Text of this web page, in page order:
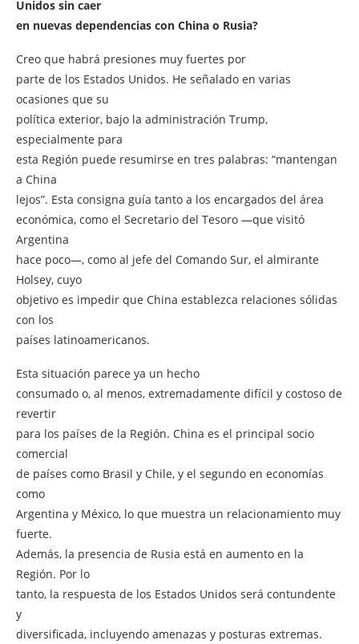
Unidos sin caer
en nuevas dependencias con China o Rusia?
Creo que habrá presiones muy fuertes por
parte de los Estados Unidos. He señalado en varias
ocasiones que su
política exterior, bajo la administración Trump,
especialmente para
esta Región puede resumirse en tres palabras: “mantengan
a China
lejos”. Esta consigna guía tanto a los encargados del área
económica, como el Secretario del Tesoro —que visitó
Argentina
hace poco—, como al jefe del Comando Sur, el almirante
Holsey, cuyo
objetivo es impedir que China establezca relaciones sólidas
con los
países latinoamericanos.
Esta situación parece ya un hecho
consumado o, al menos, extremadamente difícil y costoso de
revertir
para los países de la Región. China es el principal socio
comercial
de países como Brasil y Chile, y el segundo en economías
como
Argentina y México, lo que muestra un relacionamiento muy
fuerte.
Además, la presencia de Rusia está en aumento en la
Región. Por lo
tanto, la respuesta de los Estados Unidos será contundente
y
diversificada, incluyendo amenazas y posturas extremas.